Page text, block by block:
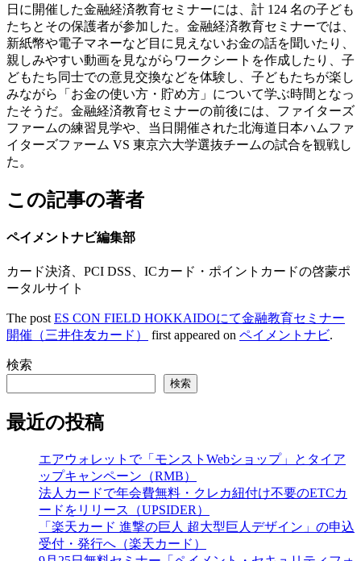
日に開催した金融経済教育セミナーには、計 124 名の子ども
たちとその保護者が参加した。金融経済教育セミナーでは、
新紙幣や電子マネーなど目に見えないお金の話を聞いたり、
親しみやすい動画を見ながらワークシートを作成したり、子
どもたち同士での意見交換などを体験し、子どもたちが楽し
みながら「お金の使い方・貯め方」について学ぶ時間となっ
たそうだ。金融経済教育セミナーの前後には、ファイターズ
ファームの練習見学や、当日開催された北海道日本ハムファ
イターズファーム VS 東京六大学選抜チームの試合を観戦し
た。
この記事の著者
ペイメントナビ編集部
カード決済、PCI DSS、ICカード・ポイントカードの啓蒙ポ
ータルサイト
The post ES CON FIELD HOKKAIDOにて金融教育セミナー
開催（三井住友カード）
first appeared on ペイメントナビ.
検索
検索
最近の投稿
エアウォレットで「モンストWebショップ」とタイア
ップキャンペーン（RMB）
法人カードで年会費無料・クレカ紐付け不要のETCカ
ードをリリース（UPSIDER）
「楽天カード 進撃の巨人 超大型巨人デザイン」の申込
受付・発行へ（楽天カード）